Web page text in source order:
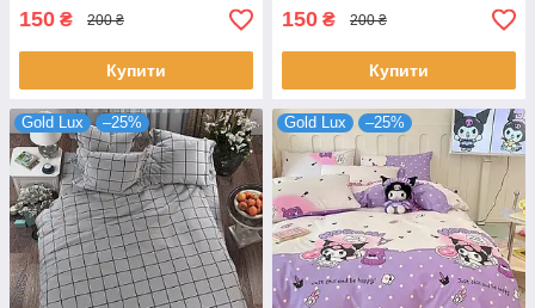
150 ₴ 200 ₴
Купити
150 ₴ 200 ₴
Купити
Gold Lux –25% Gold Lux –25%